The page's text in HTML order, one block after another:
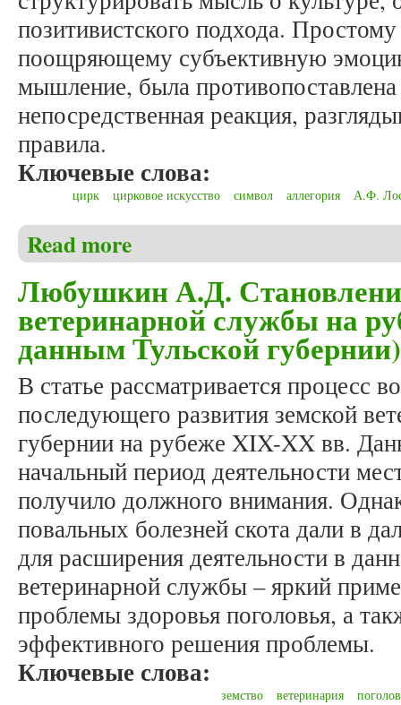
позитивистского подхода.
поощряющему субъективную
мышление, была противопоставлена
непосредственная реакция,
правила.
Ключевые слова:
цирк цирковое искусство символ аллегория А.Ф.
Read more
Любушкин А.Д.
ветеринарной службы на
данным Тульской губернии)
В статье рассматривается процесс
последующего развития земской
губернии на рубеже XIX-XX вв.
начальный период деятельности
получило должного внимания.
повальных болезней скота дали в
для расширения деятельности в
ветеринарной службы – яркий
проблемы здоровья поголовья, а
эффективного решения проблемы.
Ключевые слова:
земство ветеринария